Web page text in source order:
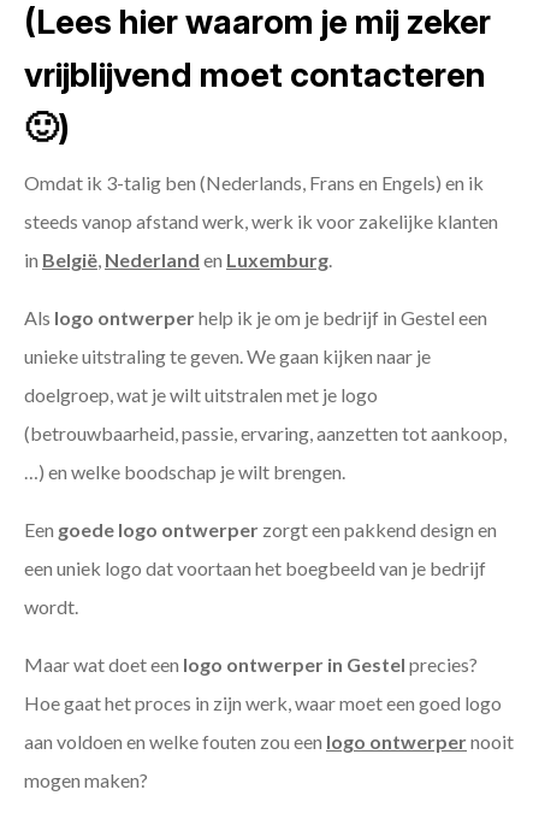
(Lees hier waarom je mij zeker
vrijblijvend moet contacteren
🙂)
Omdat ik 3-talig ben (Nederlands, Frans en Engels) en ik
steeds vanop afstand werk, werk ik voor zakelijke klanten
in België, Nederland en Luxemburg.
Als logo ontwerperhelp ik je om je bedrijf in Gestel een
unieke uitstraling te geven. We gaan kijken naar je
doelgroep, wat je wilt uitstralen met je logo
(betrouwbaarheid, passie, ervaring, aanzetten tot aankoop,
…) en welke boodschap je wilt brengen.
Een goede logo ontwerper zorgt een pakkend design en
een uniek logo dat voortaan het boegbeeld van je bedrijf
wordt.
Maar wat doet een logo ontwerper in Gestel precies?
Hoe gaat het proces in zijn werk, waar moet een goed logo
aan voldoen en welke fouten zou een logo ontwerpernooit
mogen maken?